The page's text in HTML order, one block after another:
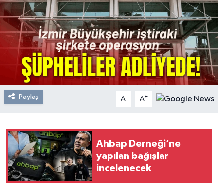
Paylaş A- A+
Ahbap Derneği’ne
yapılan bağışlar
incelenecek